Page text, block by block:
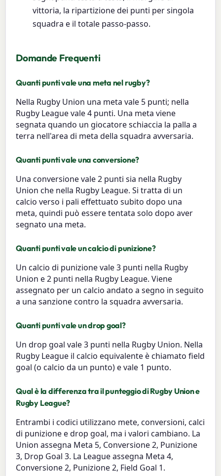
vittoria, la ripartizione dei punti per singola
squadra e il totale passo-passo.
Domande Frequenti
Quanti punti vale una meta nel rugby?
Nella Rugby Union una meta vale 5 punti; nella
Rugby League vale 4 punti. Una meta viene
segnata quando un giocatore schiaccia la palla a
terra nell'area di meta della squadra avversaria.
Quanti punti vale una conversione?
Una conversione vale 2 punti sia nella Rugby
Union che nella Rugby League. Si tratta di un
calcio verso i pali effettuato subito dopo una
meta, quindi può essere tentata solo dopo aver
segnato una meta.
Quanti punti vale un calcio di punizione?
Un calcio di punizione vale 3 punti nella Rugby
Union e 2 punti nella Rugby League. Viene
assegnato per un calcio andato a segno in seguito
a una sanzione contro la squadra avversaria.
Quanti punti vale un drop goal?
Un drop goal vale 3 punti nella Rugby Union. Nella
Rugby League il calcio equivalente è chiamato field
goal (o calcio da un punto) e vale 1 punto.
Qual è la differenza tra il punteggio di Rugby Union e
Rugby League?
Entrambi i codici utilizzano mete, conversioni, calci
di punizione e drop goal, ma i valori cambiano. La
Union assegna Meta 5, Conversione 2, Punizione
3, Drop Goal 3. La League assegna Meta 4,
Conversione 2, Punizione 2, Field Goal 1.